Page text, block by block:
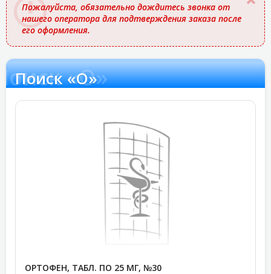
Пожалуйста, обязательно дождитесь звонка от
нашего оператора для подтверждения заказа после
его оформления.
«О»
Поиск «О»
ОРТОФЕН, ТАБЛ. ПО 25 МГ, №30